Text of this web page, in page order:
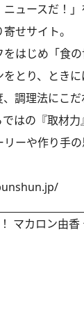
ニュースだ！
せサイト。
はじめ「食
をとり、とき
、調理法にこ
はの『取材
リーや作り手
マカロン由